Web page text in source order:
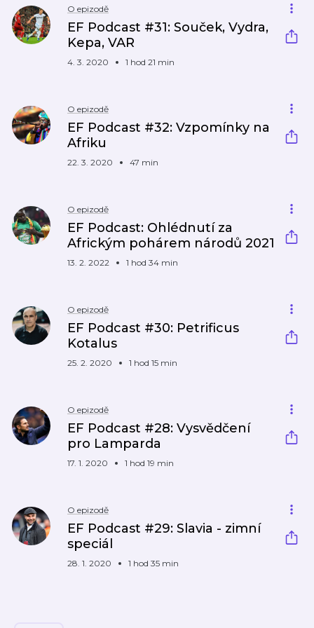
O epizodě
EF Podcast #31: Souček, Vydra,
Kepa, VAR
4. 3. 2020 1 hod 21 min
O epizodě
EF Podcast #32: Vzpomínky na
Afriku
22. 3. 2020 47 min
O epizodě
EF Podcast: Ohlédnutí za
Africkým pohárem národů 2021
13. 2. 2022 1 hod 34 min
O epizodě
EF Podcast #30: Petrificus
Kotalus
25. 2. 2020 1 hod 15 min
O epizodě
EF Podcast #28: Vysvědčení
pro Lamparda
17. 1. 2020 1 hod 19 min
O epizodě
EF Podcast #29: Slavia - zimní
speciál
28. 1. 2020 1 hod 35 min